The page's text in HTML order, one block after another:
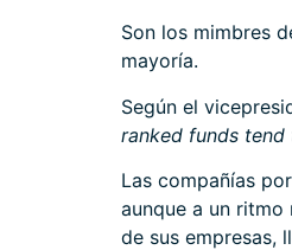
Son los mimbres
mayoría.
Según el
ranked funds tend
Las compañías
aunque a un ritmo
de sus empresas,